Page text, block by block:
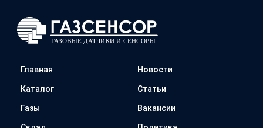
Главная
Каталог
Газы
Новости
Статьи
Вакансии